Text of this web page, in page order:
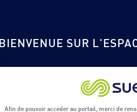
BIENVENUE SUR
Afin de pouvoir accéder au portail, merci de